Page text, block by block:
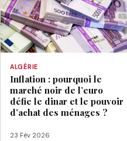
ALGÉRIE
Inflation : pourquoi le
marché noir de l’euro
défie le dinar et le pouvoir
d’achat des ménages ?
23 Fév 2026